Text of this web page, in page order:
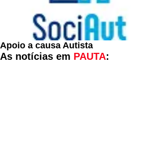
Apoio a causa Autista
As notícias em PAUTA: